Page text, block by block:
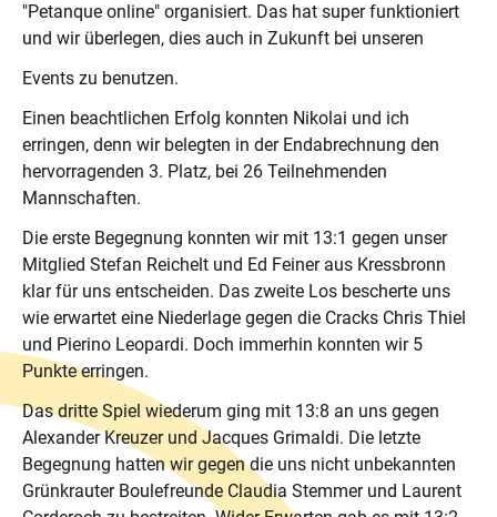
"Petanque online" organisiert. Das hat super funktioniert
und wir überlegen, dies auch in Zukunft bei unseren
Events zu benutzen.
Einen beachtlichen Erfolg konnten Nikolai und ich
erringen, denn wir belegten in der Endabrechnung den
hervorragenden 3. Platz, bei 26 Teilnehmenden
Mannschaften.
Die erste Begegnung konnten wir mit 13:1 gegen unser
Mitglied Stefan Reichelt und Ed Feiner aus Kressbronn
klar für uns entscheiden. Das zweite Los bescherte uns
wie erwartet eine Niederlage gegen die Cracks Chris Thiel
und Pierino Leopardi. Doch immerhin konnten wir 5
Punkte erringen.
Das dritte Spiel wiederum ging mit 13:8 an uns gegen
Alexander Kreuzer und Jacques Grimaldi. Die letzte
Begegnung hatten wir gegen die uns nicht unbekannten
Grünkrauter Boulefreunde Claudia Stemmer und Laurent